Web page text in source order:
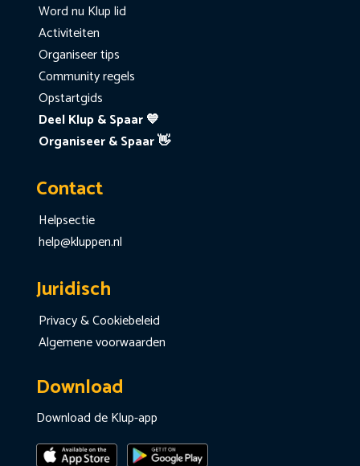
Word nu Klup lid
Activiteiten
Organiseer tips
Community regels
Opstartgids
Deel Klup & Spaar 💙
Organiseer & Spaar 👋
Contact
Helpsectie
help@kluppen.nl
Juridisch
Privacy & Cookiebeleid
Algemene voorwaarden
Download
Download de Klup-app